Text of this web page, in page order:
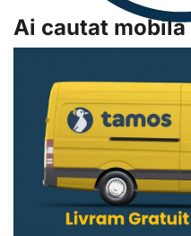
Ai cautat mobila